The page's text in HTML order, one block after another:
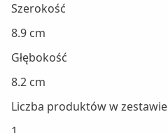
Szerokość
8.9 cm
Głębokość
8.2 cm
Liczba produktów w zestawie